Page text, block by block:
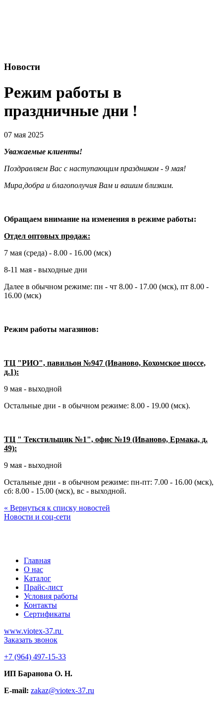
Новости
Режим работы в
праздничные дни !
07 мая 2025
Уважаемые клиенты!
Поздравляем Вас с наступающим праздником - 9 мая!
Мира,добра и благополучия Вам и вашим близким.
Обращаем внимание на изменения в режиме работы:
Отдел оптовых продаж:
7 мая (среда) - 8.00 - 16.00 (мск)
8-11 мая - выходные дни
Далее в обычном режиме: пн - чт 8.00 - 17.00 (мск), пт 8.00 -
16.00 (мск)
Режим работы магазинов:
ТЦ "РИО", павильон №947 (Иваново, Кохомское шоссе,
д.1):
9 мая - выходной
Остальные дни - в обычном режиме: 8.00 - 19.00 (мск).
ТЦ " Текстильщик №1", офис №19 (Иваново, Ермака, д.
49):
9 мая - выходной
Остальные дни - в обычном режиме: пн-пт: 7.00 - 16.00 (мск),
сб: 8.00 - 15.00 (мск), вс - выходной.
« Вернуться к списку новостей
Новости и соц-сети
Главная
О нас
Каталог
Прайс-лист
Условия работы
Контакты
Сертификаты
www.viotex-37.ru
Заказать звонок
+7 (964) 497-15-33
ИП Баранова О. Н.
E-mail: zakaz@viotex-37.ru